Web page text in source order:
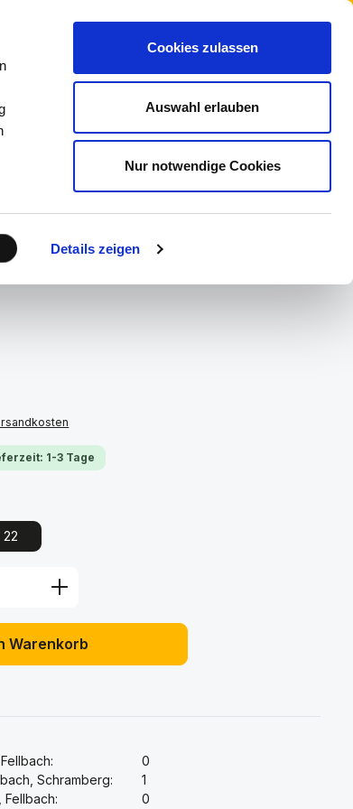
Details zeigen
Cookies zulassen
Auswahl erlauben
Nur notwendige Cookies
1-3 Tage
22
Gib den gewünschten Wert
Warenkorb
0
Schramberg:
1
0